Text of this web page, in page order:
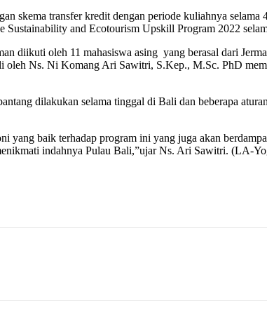
skema transfer kredit dengan periode kuliahnya
and Ecotourism Upskill Program 2022
diikuti oleh 11 mahasiswa asing yang berasal dari
Ns. Ni Komang Ari Sawitri, S.Kep., M.Sc. PhD
dilakukan selama tinggal di Bali dan beberapa
yang baik terhadap program ini yang juga akan
indahnya Pulau Bali,”ujar Ns. Ari Sawitri. (LA-